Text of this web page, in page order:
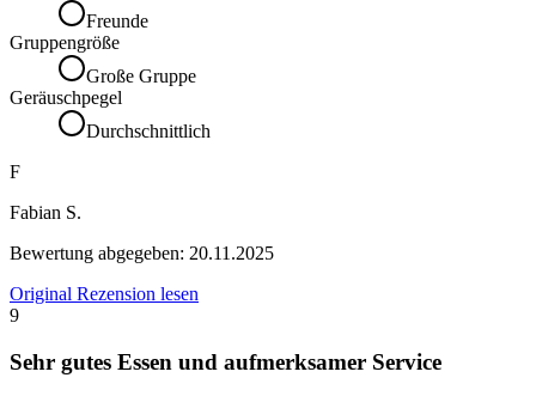
Freunde
Gruppengröße
Große Gruppe
Geräuschpegel
Durchschnittlich
F
Fabian S.
Bewertung abgegeben: 20.11.2025
Original Rezension lesen
9
Sehr gutes Essen und aufmerksamer Service